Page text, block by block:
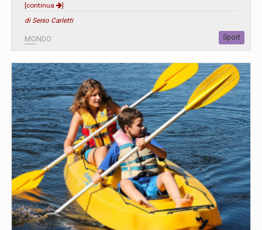
[continua
]
di Senio Carletti
MONDO Sport